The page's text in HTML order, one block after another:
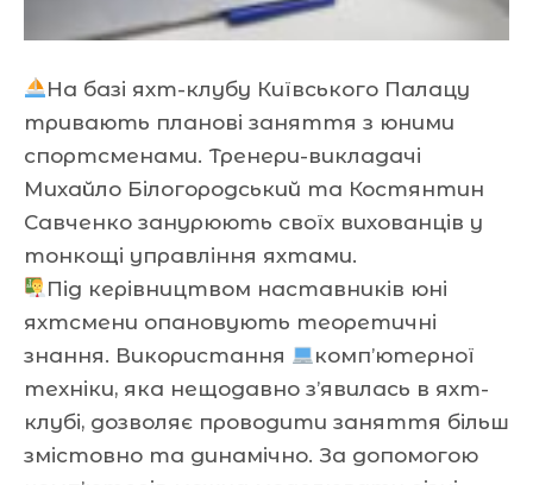
На базі яхт-клубу Київського Палацу
тривають планові заняття з юними
спортсменами. Тренери-викладачі
Михайло Білогородський та Костянтин
Савченко занурюють своїх вихованців у
тонкощі управління яхтами.
Під керівництвом наставників юні
яхтсмени опановують теоретичні
знання. Використання
комп’ютерної
техніки, яка нещодавно з’явилась в яхт-
клубі, дозволяє проводити заняття більш
змістовно та динамічно. За допомогою